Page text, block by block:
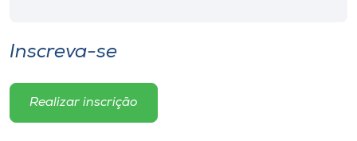
Inscreva-se
Realizar inscrição